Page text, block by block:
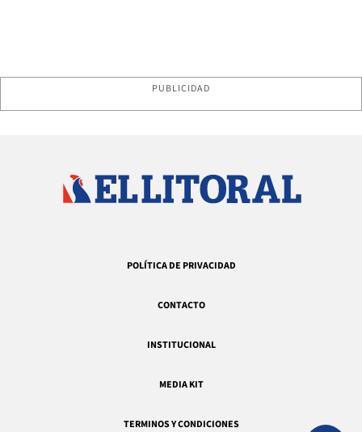
PUBLICIDAD
POLÍTICA DE PRIVACIDAD
CONTACTO
INSTITUCIONAL
MEDIA KIT
TERMINOS Y CONDICIONES